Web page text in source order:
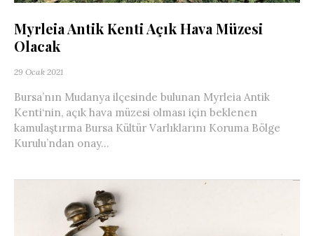
Myrleia Antik Kenti Açık Hava Müzesi
Olacak
29 Ocak 2021
Bursa’nın Mudanya ilçesinde bulunan Myrleia Antik
Kenti‘nin, açık hava müzesi olması için beklenen
kamulaştırma Bursa Kültür Varlıklarını Koruma Bölge
Kurulu’ndan onay...